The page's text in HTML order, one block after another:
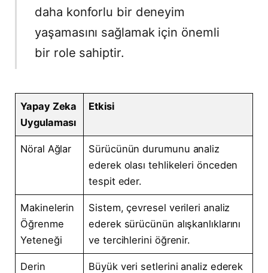
daha konforlu bir deneyim
yaşamasını sağlamak için önemli
bir role sahiptir.
Yapay Zeka
Uygulaması
Etkisi
Nöral Ağlar
Sürücünün durumunu analiz
ederek olası tehlikeleri önceden
tespit eder.
Makinelerin
Öğrenme
Yeteneği
Sistem, çevresel verileri analiz
ederek sürücünün alışkanlıklarını
ve tercihlerini öğrenir.
Derin
Büyük veri setlerini analiz ederek